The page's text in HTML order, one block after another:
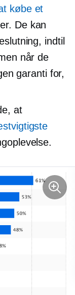
købe et
De kan
indtil
når de
garanti for,
at